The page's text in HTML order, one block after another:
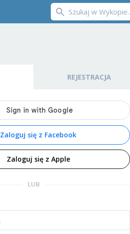
REJESTRACJA
Zaloguj się z Facebook
Zaloguj się z Apple
LUB